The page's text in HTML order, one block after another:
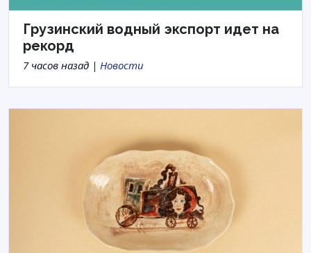
Грузинский водный экспорт идет на
рекорд
7 часов назад | Новости